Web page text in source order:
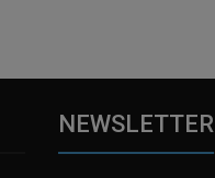
NEWSLETTER